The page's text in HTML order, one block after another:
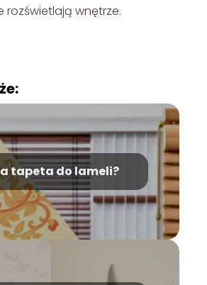
rozświetlają wnętrze.
tapeta do lameli?